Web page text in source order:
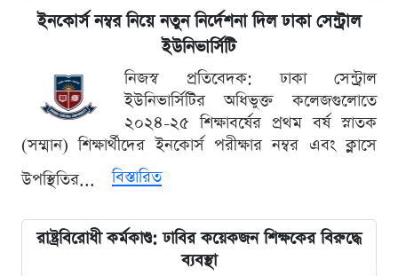
ইনকোর্স নম্বর নিয়ে নতুন নির্দেশনা দিল ঢাকা সেন্ট্রাল
ইউনিভার্সিটি
নিজস্ব প্রতিবেদক: ঢাকা সেন্ট্রাল
ইউনিভার্সিটির অধিভুক্ত কলেজগুলোতে
২০২৪-২৫ শিক্ষাবর্ষের প্রথম বর্ষ স্নাতক
(সম্মান) শিক্ষার্থীদের ইনকোর্স পরীক্ষার নম্বর এবং ক্লাসে
উপস্থিতির...
বিস্তারিত
রাষ্ট্রবিরোধী কর্মকাণ্ড: ঢাবির কয়েকজন শিক্ষকের বিরুদ্ধে
ব্যবস্থা